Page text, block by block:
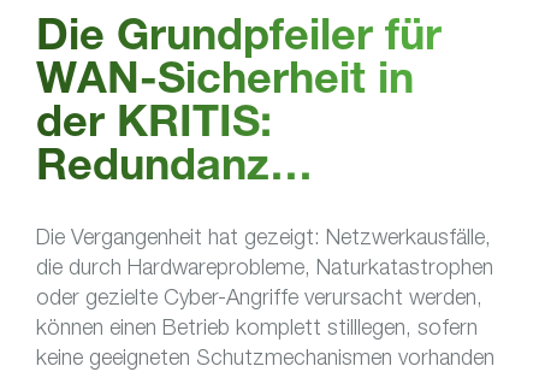
Die Grundpfeiler für
WAN-Sicherheit in
der KRITIS:
Redundanz…
Die Vergangenheit hat gezeigt: Netzwerkausfälle,
die durch Hardwareprobleme, Naturkatastrophen
oder gezielte Cyber-Angriffe verursacht werden,
können einen Betrieb komplett stilllegen, sofern
keine geeigneten Schutzmechanismen vorhanden